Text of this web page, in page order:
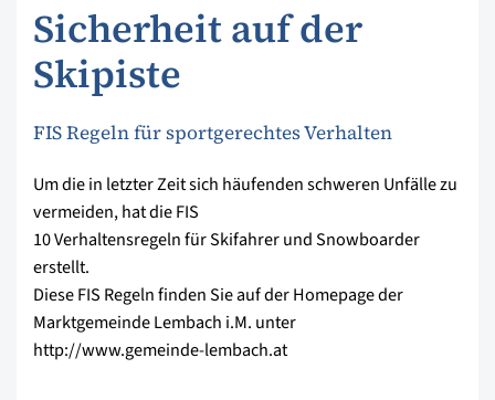
Sicherheit auf der
Skipiste
FIS Regeln für sportgerechtes Verhalten
Um die in letzter Zeit sich häufenden schweren Unfälle zu
vermeiden, hat die FIS
10 Verhaltensregeln für Skifahrer und Snowboarder
erstellt.
Diese FIS Regeln finden Sie auf der Homepage der
Marktgemeinde Lembach i.M. unter
http://www.gemeinde-lembach.at